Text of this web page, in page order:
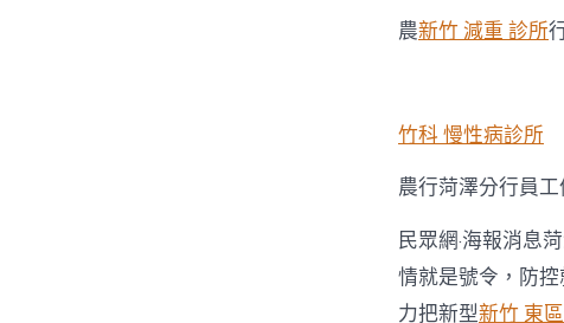
農新竹 減重 診所
竹科 慢性病診所
農行菏澤分行員
民眾網·海報消息
情就是號令，防
力把新型新竹 東